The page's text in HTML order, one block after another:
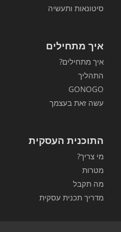
סיטונאות ותעשיה
איך מתחילים
איך מתחילים?
התהליך
GONOGO
עשה זאת בעצמך
התוכנית העסקית
מי צריך?
מטרות
מה תקבל
מדריך תכנית עסקית